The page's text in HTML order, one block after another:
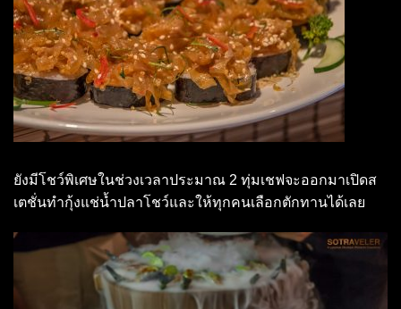
ยังมีโชว์พิเศษในช่วงเวลาประมาณ 2 ทุ่มเชฟจะออกมาเปิดส
เตชั่นทำกุ้งแช่น้ำปลาโชว์และให้ทุกคนเลือกตักทานได้เลย